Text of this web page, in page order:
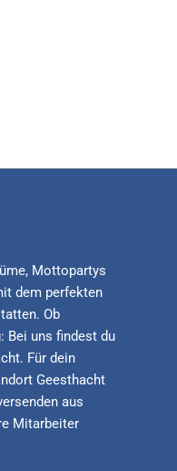
Mottopartys
dem perfekten
Ob
Bei uns findest du
Für dein
Geesthacht
aus
Mitarbeiter